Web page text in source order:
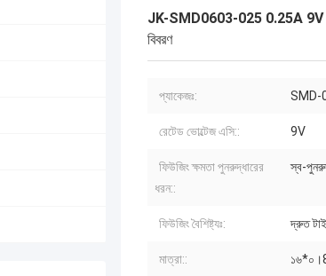
JK-SMD0603-025 0.25A 9V
বিবরণ
প্যাকেজঃ: SMD-
রেটেড ভোল্টেজ এসি:: 9V
ফিউজিং ক্ষমতা পুনরুদ্ধারের
ধরন::
স্ব-
ফিউজিং বৈশিষ্ট্যঃ: দ্রুত
মাত্রা::